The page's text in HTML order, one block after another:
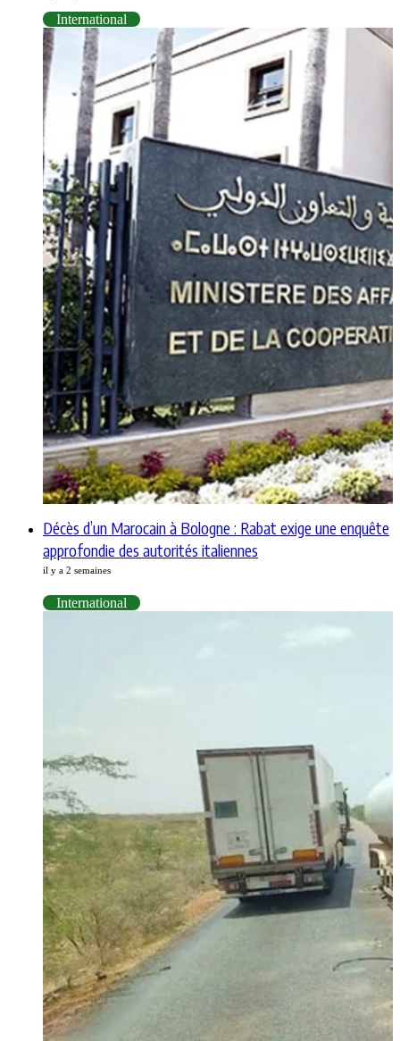
International
Décès d’un Marocain à Bologne : Rabat exige une enquête
approfondie des autorités italiennes
il y a 2 semaines
International